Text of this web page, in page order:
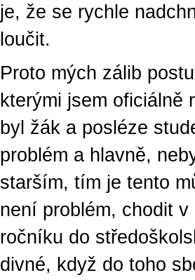
je, že se rychle
loučit.
Proto mých zálib
kterými jsem oficiálně
byl žák a posléze
problém a hlavně,
starším, tím je tento
není problém, chodit
ročníku do
divné, když do toho